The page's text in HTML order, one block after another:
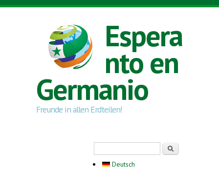
Skip to main content
Espera
nto en
Germanio
Freunde in allen Erdteilen!
Deutsch